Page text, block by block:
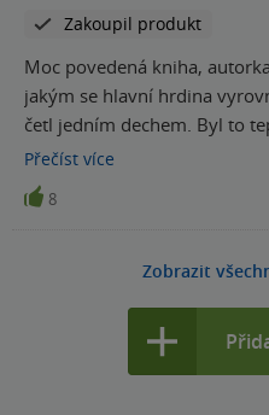
Zakoupil produkt
Moc povedená kniha,
jakým se hlavní hrdina
četl jedním dechem. Byl to
autorky, který jsem přečetla
Přečíst více
8
Zobrazit